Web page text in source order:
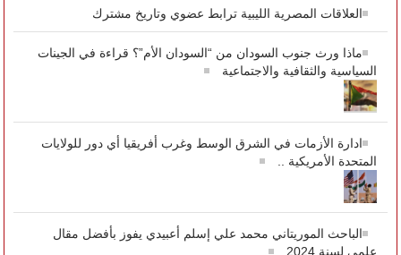
العلاقات المصرية الليبية ترابط عضوي وتاريخ مشترك
ماذا ورث جنوب السودان من “السودان الأم”؟ قراءة في الجينات
السياسية والثقافية والاجتماعية
ادارة الأزمات في الشرق الوسط وغرب أفريقيا أي دور للولايات
المتحدة الأمريكية ..
الباحث الموريتاني محمد علي إسلم أعبيدي يفوز بأفضل مقال
علمي لسنة 2024